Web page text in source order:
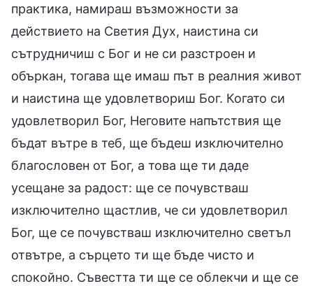
практика, намираш възможности за
действието на Светия Дух, наистина си
сътрудничиш с Бог и не си разстроен и
объркан, тогава ще имаш път в реалния живот
и наистина ще удовлетвориш Бог. Когато си
удовлетворил Бог, Неговите напътствия ще
бъдат вътре в теб, ще бъдеш изключително
благословен от Бог, а това ще ти даде
усещане за радост: ще се почувстваш
изключително щастлив, че си удовлетворил
Бог, ще се почувстваш изключително светъл
отвътре, а сърцето ти ще бъде чисто и
спокойно. Съвестта ти ще се облекчи и ще се